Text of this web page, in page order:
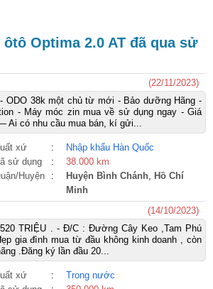
Optima 2.0 AT đã qua sử
(22/11/2023)
ODO 38k một chủ từ mới - Bảo dưỡng Hãng -
- Máy móc zin mua về sử dụng ngay - Giá
nhu cầu mua bán, kí gửi...
xứ :
Nhập khẩu Hàn Quốc
sử dụng :
38.000 km
Huyện : Huyện Bình Chánh, Hồ Chí
Minh
(14/10/2023)
TRIỆU . - Đ/C : Đường Cây Keo ,Tam Phú
gia đình mua từ đầu không kinh doanh , còn
.Đăng ký lần đầu 20...
xứ :
Trong nước